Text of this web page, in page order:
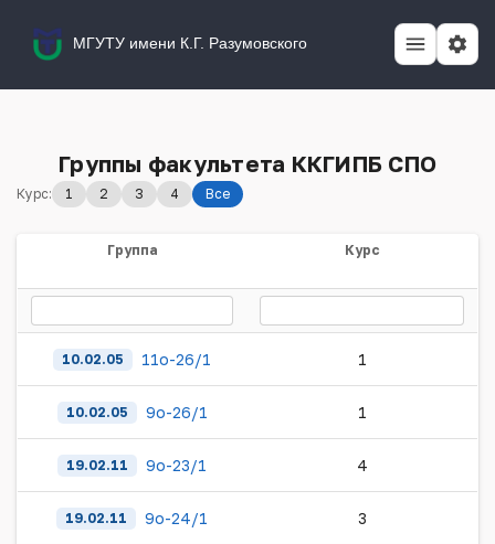
МГУТУ имени К.Г. Разумовского
Группы факультета ККГИПБ СПО
Курс: 1 2 3 4 Все
Группа Курс
10.02.05 11о-26/1 1
10.02.05 9о-26/1 1
19.02.11 9о-23/1 4
19.02.11 9о-24/1 3